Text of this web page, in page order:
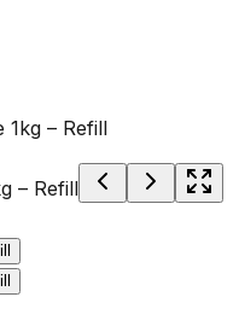
1kg – Refill